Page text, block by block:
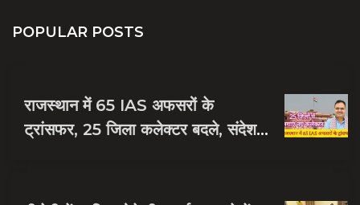
POPULAR POSTS
राजस्थान में 65 IAS अफसरों के
ट्रांसफर, 25 जिला कलेक्टर बदले, संदेश